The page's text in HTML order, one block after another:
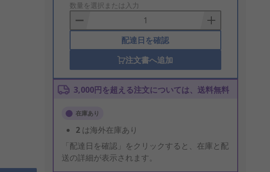
to
Basket
数量を選択または入力
配達日を確認
注文書へ追加
3,000円を超える注文については、送料無料
在庫あり
2 は海外在庫あり
「配達日を確認」をクリックすると、在庫と配
送の詳細が表示されます。